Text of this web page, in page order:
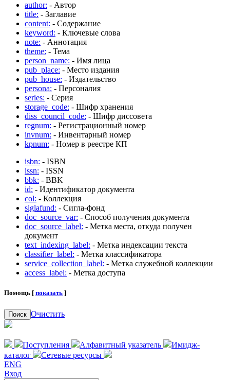
author: - Автор
title: - Заглавие
content: - Содержание
keyword: - Ключевые слова
note: - Аннотация
theme: - Тема
person_name: - Имя лица
pub_place: - Место издания
pub_house: - Издательство
persona: - Персоналия
series: - Серия
storage_code: - Шифр хранения
diss_council_code: - Шифр диссовета
regnum: - Регистрационный номер
invnum: - Инвентарный номер
kpnum: - Номер в реестре КП
isbn: - ISBN
issn: - ISSN
bbk: - BBK
id: - Идентификатор документа
col: - Коллекция
siglafund: - Сигла-фонд
doc_source_var: - Способ получения документа
doc_source_label: - Метка места, откуда получен
документ
text_indexing_label: - Метка индексации текста
classifier_label: - Метка классификатора
service_collection_label: - Метка служебной коллекции
access_label: - Метка доступа
Помощь [ показать ]
Поиск Очистить
Поступления Алфавитный указатель
Имидж-
каталог
Сетевые ресурсы
ENG
Вход